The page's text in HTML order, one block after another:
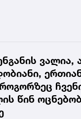
ვალია,
წინ